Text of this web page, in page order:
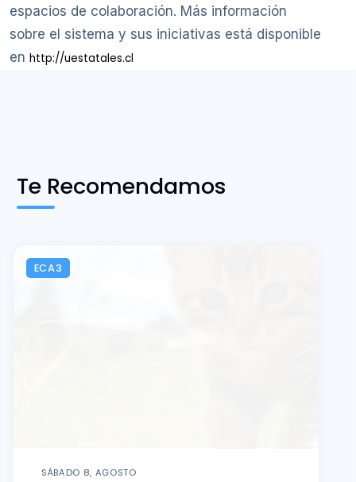
espacios de colaboración. Más información
sobre el sistema y sus iniciativas está disponible
en http://uestatales.cl
Te Recomendamos
ECA3
SÁBADO 8, AGOSTO